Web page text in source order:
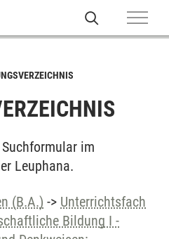
im
Leuphana.
(B.A.) -> Unterrichtsfach
Bildung I -